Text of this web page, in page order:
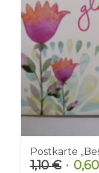
Postkarte
1,10€ 0,60